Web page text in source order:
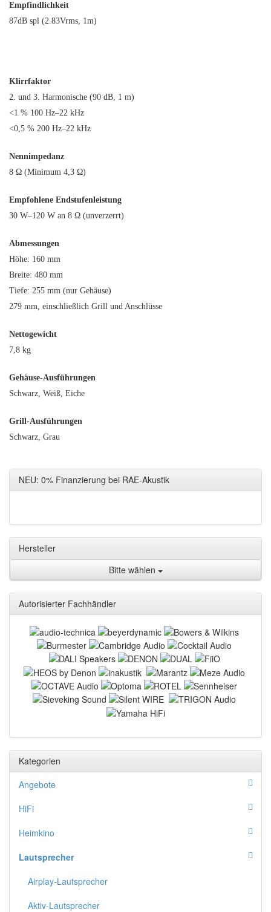
Empfindlichkeit
87dB spl (2.83Vrms, 1m)
Klirrfaktor
2. und 3. Harmonische (90 dB, 1 m)
<1 % 100 Hz–22 kHz
<0,5 % 200 Hz–22 kHz
Nennimpedanz
8 Ω (Minimum 4,3 Ω)
Empfohlene Endstufenleistung
30 W–120 W an 8 Ω (unverzerrt)
Abmessungen
Höhe: 160 mm
Breite: 480 mm
Tiefe: 255 mm (nur Gehäuse)
279 mm, einschließlich Grill und Anschlüsse
Nettogewicht
7,8 kg
Gehäuse-Ausführungen
Schwarz, Weiß, Eiche
Grill-Ausführungen
Schwarz, Grau
NEU: 0% Finanzierung bei RAE-Akustik
Hersteller
Bitte wählen
Autorisierter Fachhändler
Kategorien
Angebote
HiFi
Heimkino
Lautsprecher
Airplay-Lautsprecher
Aktiv-Lautsprecher